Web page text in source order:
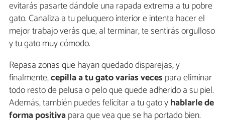
evitarás pasarte dándole una rapada extrema a tu pobre
gato. Canaliza a tu peluquero interior e intenta hacer el
mejor trabajo verás que, al terminar, te sentirás orgulloso
y tu gato muy cómodo.
Repasa zonas que hayan quedado disparejas, y
finalmente,cepilla a tu gato varias veces para eliminar
todo resto de pelusa o pelo que quede adherido a su piel.
Además, también puedes felicitar a tu gato yhablarle de
forma positivapara que vea que se ha portado bien.